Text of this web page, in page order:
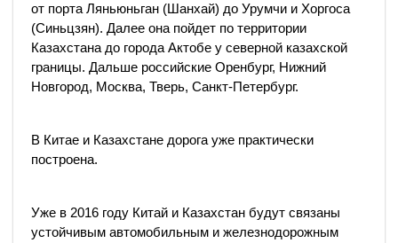
от порта Ляньюньган (Шанхай) до Урумчи и Хоргоса
(Синьцзян). Далее она пойдет по территории
Казахстана до города Актобе у северной казахской
границы. Дальше российские Оренбург, Нижний
Новгород, Москва, Тверь, Санкт-Петербург.
В Китае и Казахстане дорога уже практически
построена.
Уже в 2016 году Китай и Казахстан будут связаны
устойчивым автомобильным и железнодорожным